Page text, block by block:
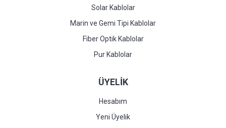
Solar Kablolar
Marin ve Gemi Tipi Kablolar
Fiber Optik Kablolar
Pur Kablolar
ÜYELİK
Hesabım
Yeni Üyelik